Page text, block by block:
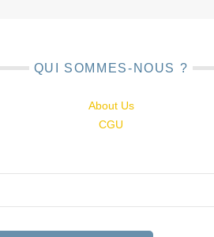
QUI SOMMES-NOUS ?
About Us
CGU